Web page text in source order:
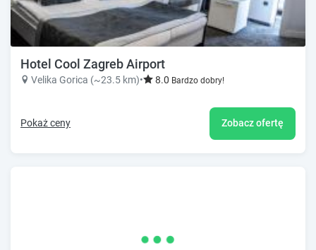
Hotel Cool Zagreb Airport
Velika Gorica (~23.5 km)• 8.0 Bardzo dobry!
Pokaż ceny Zobacz ofertę